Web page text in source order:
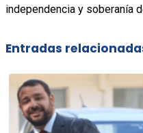
independencia y soberanía
Entradas